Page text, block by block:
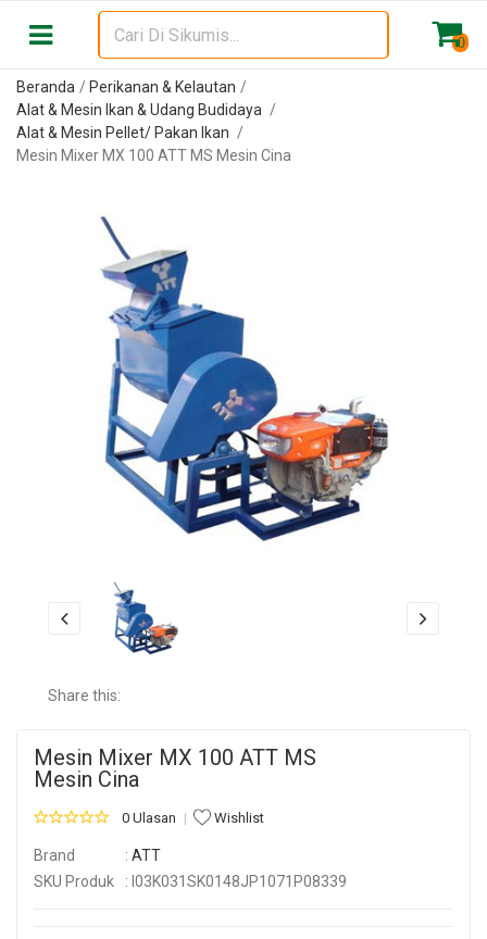
0
Beranda
Perikanan & Kelautan
Alat & Mesin Ikan & Udang Budidaya
Alat & Mesin Pellet/ Pakan Ikan
Mesin Mixer MX 100 ATT MS Mesin Cina
Share this:
Mesin Mixer MX 100 ATT MS
Mesin Cina
0 Ulasan Wishlist
Brand : ATT
SKU Produk
: I03K031SK0148JP1071P08339